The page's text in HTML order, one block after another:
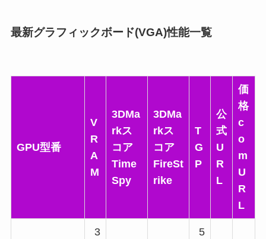
最新グラフィックボード(VGA)性能一覧
GPU型番
V
R
A
M
3DMa
rkス
コア
Time
Spy
3DMa
rkス
コア
FireSt
rike
T
G
P
公
式
U
R
L
価
格
c
o
m
U
R
L
3
5